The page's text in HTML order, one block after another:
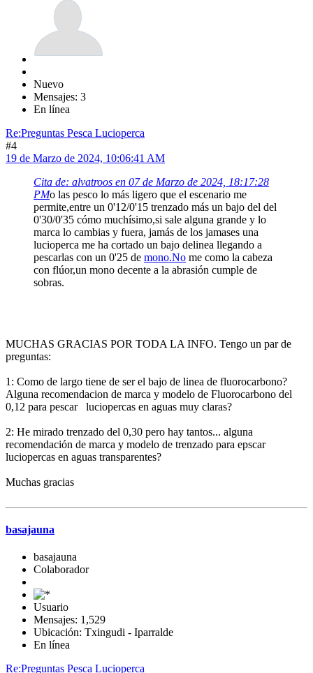
Nuevo
Mensajes: 3
En línea
Re:Preguntas Pesca Lucioperca
#4
19 de Marzo de 2024, 10:06:41 AM
Cita de: alvatroos en 07 de Marzo de 2024, 18:17:28
PMo las pesco lo más ligero que el escenario me
permite,entre un 0'12/0'15 trenzado más un bajo del del
0'30/0'35 cómo muchísimo,si sale alguna grande y lo
marca lo cambias y fuera, jamás de los jamases una
lucioperca me ha cortado un bajo delinea llegando a
pescarlas con un 0'25 de mono.No me como la cabeza
con flúor,un mono decente a la abrasión cumple de
sobras.
MUCHAS GRACIAS POR TODA LA INFO. Tengo un par de
preguntas:
1: Como de largo tiene de ser el bajo de linea de fluorocarbono?
Alguna recomendacion de marca y modelo de Fluorocarbono del
0,12 para pescar luciopercas en aguas muy claras?
2: He mirado trenzado del 0,30 pero hay tantos... alguna
recomendación de marca y modelo de trenzado para epscar
luciopercas en aguas transparentes?
Muchas gracias
basajauna
basajauna
Colaborador
Usuario
Mensajes: 1,529
Ubicación: Txingudi - Iparralde
En línea
Re:Preguntas Pesca Lucioperca